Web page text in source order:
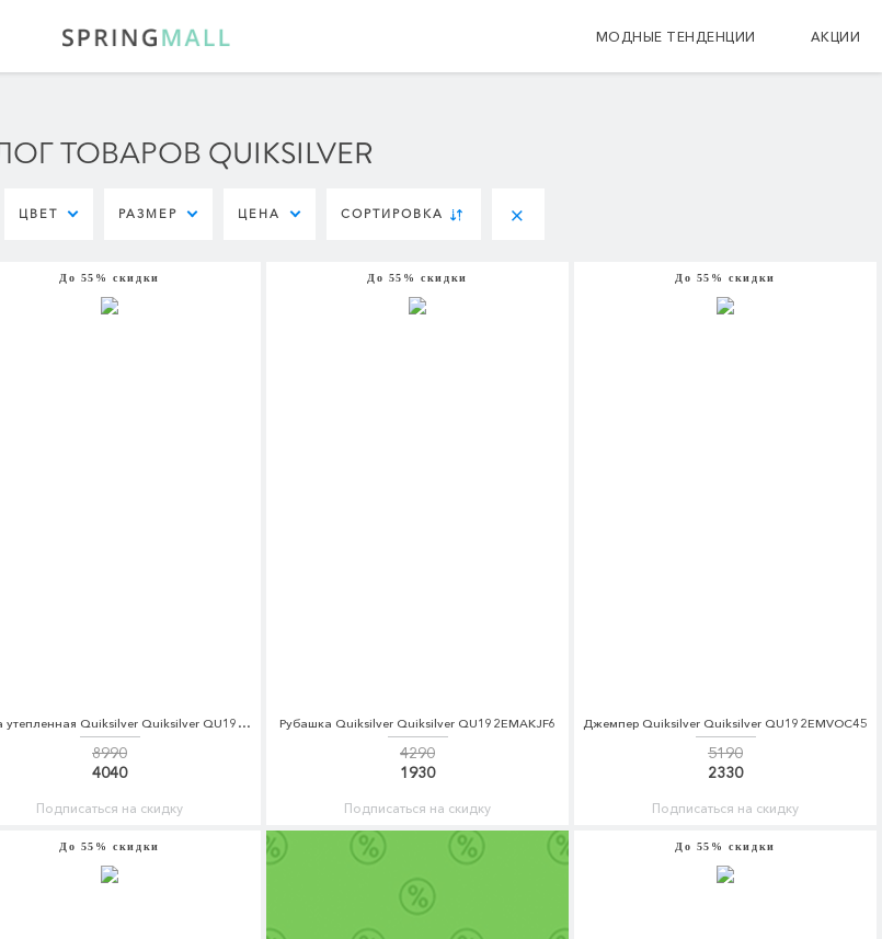
МОДНЫЕ ТЕНДЕНЦИИ АКЦИИ
ТОВАРОВ QUIKSILVER
ЦВЕТ РАЗМЕР ЦЕНА СОРТИРОВКА
До 55% скидки
Куртка утепленная Quiksilver Quiksilver QU192EMCFGH0
8990
4040
Подписаться на скидку
До 55% скидки
Рубашка Quiksilver Quiksilver QU192EMAKJF6
4290
1930
Подписаться на скидку
До 55% скидки
Джемпер Quiksilver Quiksilver QU192EMVOC45
5190
2330
Подписаться на скидку
До 55% скидки До 55% скидки